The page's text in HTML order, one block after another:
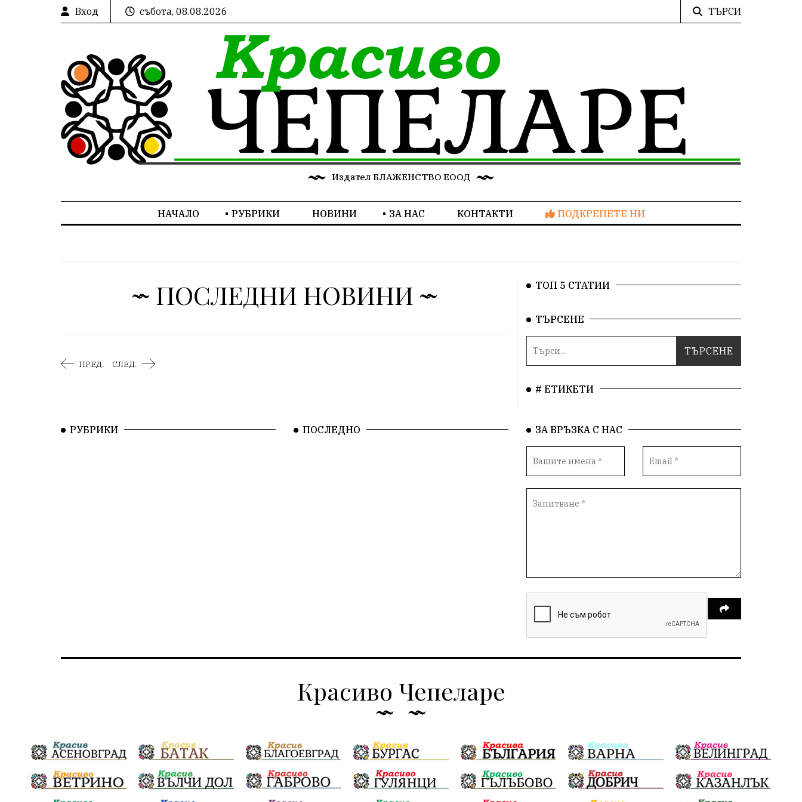
Вход събота, 08.08.2026 ТЪРСИ
Издател БЛАЖЕНСТВО ЕООД
НАЧАЛО РУБРИКИ НОВИНИ ЗА НАС КОНТАКТИ ПОДКРЕПЕТЕ НИ
ПОСЛЕДНИ НОВИНИ
ПРЕД. СЛЕД.
ТОП 5 СТАТИИ
ТЪРСЕНЕ
# ЕТИКЕТИ
РУБРИКИ ПОСЛЕДНО ЗА ВРЪЗКА С НАС
Красиво Чепеларе